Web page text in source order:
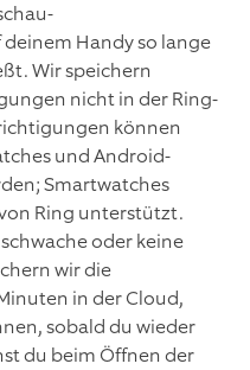
Handy so lange
Wir speichern
nicht in der Ring-
können
und Android-
Smartwatches
Ring unterstützt.
oder keine
wir die
in der Cloud,
sobald du wieder
du beim Öffnen der